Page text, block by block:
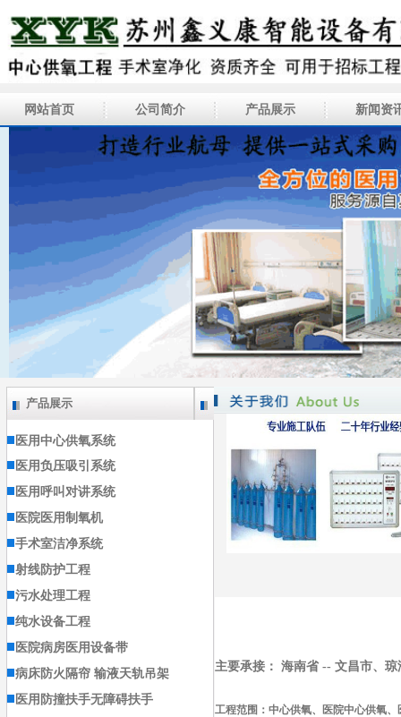
网站首页 公司简介 产品展示 新闻资
产品展示
医用中心供氧系统
医用负压吸引系统
医用呼叫对讲系统
医院医用制氧机
手术室洁净系统
射线防护工程
污水处理工程
纯水设备工程
医院病房医用设备带
病床防火隔帘 输液天轨吊架
医用防撞扶手无障碍扶手
主要承接： 海南省 -- 文昌市、
工程范围：中心供氧、医院中心供氧